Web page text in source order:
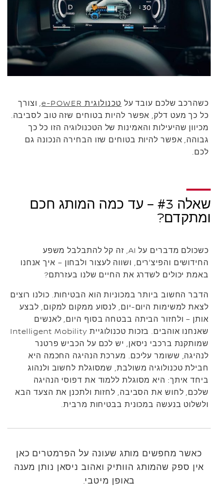
כשהרכב שלכם עובד על טכנולוגית e-POWER
, וצורך
כל כך מעט דלק, אפשר להיות בטוחים שזה טוב לסביבה.
מכיוון שהיעילות והאמינות של הטכנולוגיה הזו כל כך
גבוהה, אפשר להיות בטוחים שזו הבחירה הנכונה גם
לכם.
שאלה #3 – עד כמה המותג חכם
ומתקדם?
כשכולם מדברים על AI, זה קל להתבלבל משפע
החידושים והפיצ'רים, ושווה לעצור ולבחון – איך אנחנו
באמת יכולים לשדרג את החיים שלנו בעזרתם?
הדבר החשוב ביותר במכוניות הוא הבטיחות. כולנו רוצים
לצאת למשימות היום-יום, לנסוע ממקום למקום, לבצע
אותן – ולחזור הביתה בבטחה בסוף היום, לאנשים
שאנחנו אוהבים. בזכות טכנולוגיית Intelligent Mobility
שמותקנת ברכבי ניסאן, יש לכם על הכביש פרטנר
לנהיגה, ששומר עליכם. מערכת הנהיגה החכמה היא
חבילת טכנולוגיה משולבת, שמסוגלת לחשוב ולנהוג
ביחד איתך: היא מסוגלת ללמוד את דפוסי הנהיגה
שלכם, לחוש את הסביבה, לחזות ולתכנן את הצעד הבא
ולשלוט בנעשה במכונית בבטיחות מרבית.
כאשר מחפשים מותג שעונה על הפרמטרים כאן
אין ספק שהמותג הוותיק ואהוב ניסאן נותן מענה
באופן מיטבי.